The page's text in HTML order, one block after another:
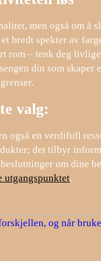
men også om
bredt spekter av
rom – tenk deg
din som
valg:
også en verdifull
det tilbyr
om dine
utgangspunktet.